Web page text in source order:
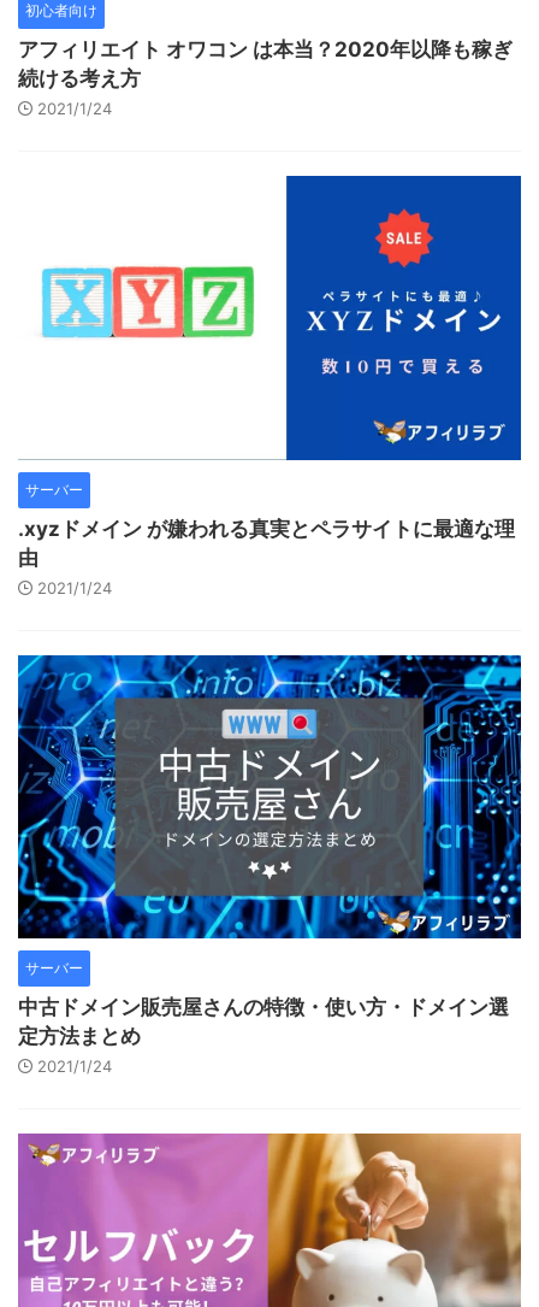
初心者向け
アフィリエイト オワコン は本当？2020年以降も稼ぎ
続ける考え方
2021/1/24
サーバー
.xyzドメイン が嫌われる真実とペラサイトに最適な理
由
2021/1/24
サーバー
中古ドメイン販売屋さんの特徴・使い方・ドメイン選
定方法まとめ
2021/1/24